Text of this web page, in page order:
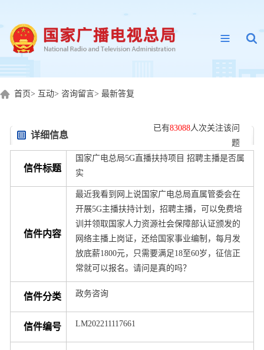
首页> 互动> 咨询留言> 最新答复
详细信息
已有83088人次关注该问
题
信件标题
国家广电总局5G直播扶持项目 招聘主播是否属
实
信件内容
最近我看到网上说国家广电总局直属管委会在
开展5G主播扶持计划，招聘主播，可以免费培
训并领取国家人力资源社会保障部认证颁发的
网络主播上岗证，还给国家事业编制，每月发
放底薪1800元，只需要满足18至60岁，征信正
常就可以报名。请问是真的吗？
信件分类 政务咨询
信件编号 LM202211117661